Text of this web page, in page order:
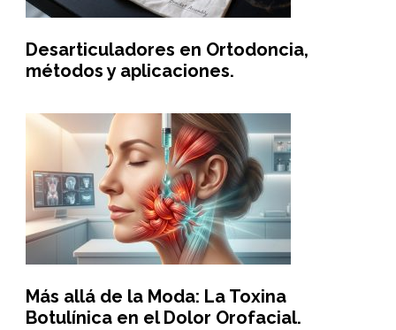
Desarticuladores en Ortodoncia,
métodos y aplicaciones.
Más allá de la Moda: La Toxina
Botulínica en el Dolor Orofacial.